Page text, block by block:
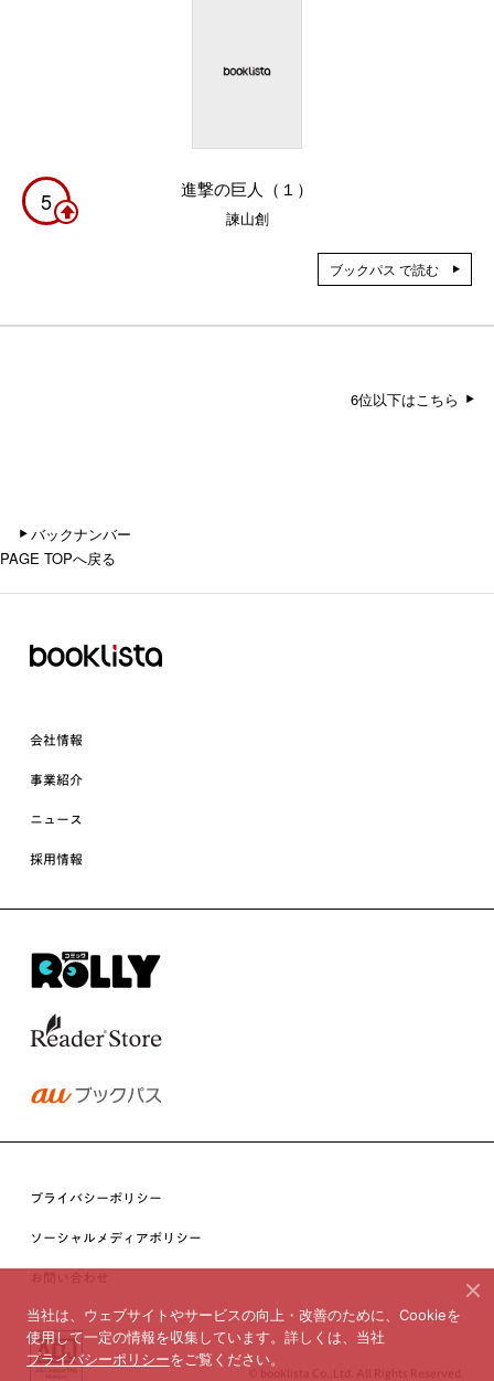
5 進撃の巨人（１）
諫山創
ブックパス で読む
6位以下はこちら
バックナンバー
PAGE TOPへ戻る
会社情報
事業紹介
ニュース
採用情報
プライバシーポリシー
ソーシャルメディアポリシー
お問い合わせ
© booklista Co.,Ltd. All Rights Reserved.
当社は、ウェブサイトやサービスの向上・改善のために、Cookieを
使用して一定の情報を収集しています。詳しくは、当社
プライバシーポリシーをご覧ください。